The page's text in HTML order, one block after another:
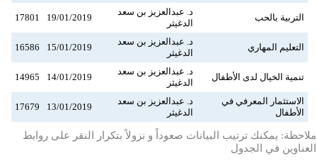
التربية بالحب
د. عبدالعزيز بن سعد
الدغيثر
19/01/2019
17801
التعليم المهاري
د. عبدالعزيز بن سعد
الدغيثر
15/01/2019
16586
تنمية الخيال لدى الأطفال
د. عبدالعزيز بن سعد
الدغيثر
14/01/2019
14965
الاستثمار المعرفي في
الأطفال
د. عبدالعزيز بن سعد
الدغيثر
13/01/2019
17679
ملاحظة: يمكنك ترتيب البيانات صعوداً و نزولاً بتكرار النقر على روابط
العناوين في الجدول